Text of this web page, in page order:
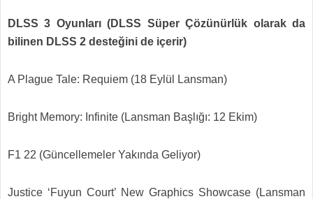
DLSS 3 Oyunları (DLSS Süper Çözünürlük olarak da
bilinen DLSS 2 desteğini de içerir)
A Plague Tale: Requiem (18 Eylül Lansman)
Bright Memory: Infinite (Lansman Başlığı: 12 Ekim)
F1 22 (Güncellemeler Yakında Geliyor)
Justice ‘Fuyun Court’ New Graphics Showcase (Lansman